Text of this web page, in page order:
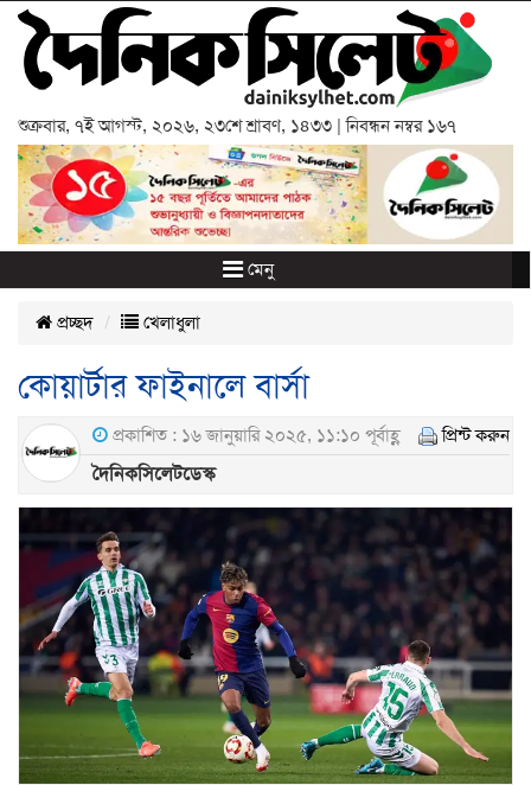
শুক্রবার, ৭ই আগস্ট, ২০২৬, ২৩শে শ্রাবণ, ১৪৩৩ | নিবন্ধন নম্বর ১৬৭
মেনু
প্রচ্ছদ খেলাধুলা
কোয়ার্টার ফাইনালে বার্সা
প্রকাশিত : ১৬ জানুয়ারি ২০২৫, ১১:১০ পূর্বাহ্ণ প্রিন্ট করুন
দৈনিকসিলেটডেস্ক